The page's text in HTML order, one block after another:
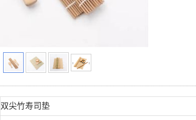
双尖竹寿司垫